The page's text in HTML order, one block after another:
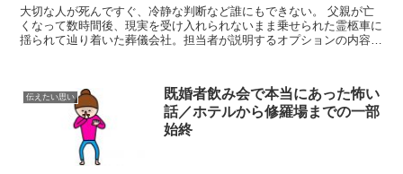
大切な人が死んですぐ、冷静な判断など誰にもできない。 父親が亡
くなって数時間後、現実を受け入れられないまま乗せられた霊柩車に
揺られて辿り着いた葬儀会社。担当者が説明するオプションの内容な
伝えたい思い
既婚者飲み会で本当にあった怖い
話／ホテルから修羅場までの一部
始終